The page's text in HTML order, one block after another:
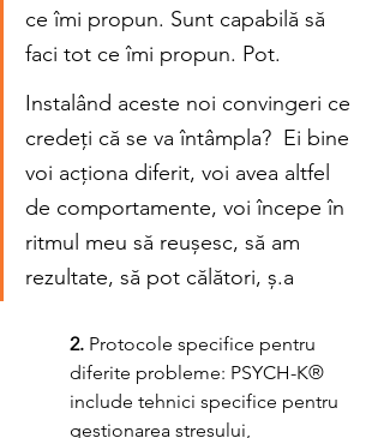
ce îmi propun. Sunt capabilă să
faci tot ce îmi propun. Pot.
Instalând aceste noi convingeri ce
credeți că se va întâmpla?  Ei bine
voi acționa diferit, voi avea altfel
de comportamente, voi începe în
ritmul meu să reușesc, să am
rezultate, să pot călători, ș.a
2. Protocole specifice pentru
diferite probleme: PSYCH-K®
include tehnici specifice pentru
gestionarea stresului,